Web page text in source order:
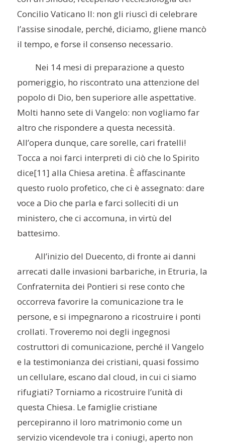
Concilio Vaticano II: non gli riuscì di celebrare
l’assise sinodale, perché, diciamo, gliene mancò
il tempo, e forse il consenso necessario.
Nei 14 mesi di preparazione a questo
pomeriggio, ho riscontrato una attenzione del
popolo di Dio, ben superiore alle aspettative.
Molti hanno sete di Vangelo: non vogliamo far
altro che rispondere a questa necessità.
All’opera dunque, care sorelle, cari fratelli!
Tocca a noi farci interpreti di ciò che lo Spirito
dice[11] alla Chiesa aretina. È affascinante
questo ruolo profetico, che ci è assegnato: dare
voce a Dio che parla e farci solleciti di un
ministero, che ci accomuna, in virtù del
battesimo.
All’inizio del Duecento, di fronte ai danni
arrecati dalle invasioni barbariche, in Etruria, la
Confraternita dei Pontieri si rese conto che
occorreva favorire la comunicazione tra le
persone, e si impegnarono a ricostruire i ponti
crollati. Troveremo noi degli ingegnosi
costruttori di comunicazione, perché il Vangelo
e la testimonianza dei cristiani, quasi fossimo
un cellulare, escano dal cloud, in cui ci siamo
rifugiati? Torniamo a ricostruire l’unità di
questa Chiesa. Le famiglie cristiane
percepiranno il loro matrimonio come un
servizio vicendevole tra i coniugi, aperto non